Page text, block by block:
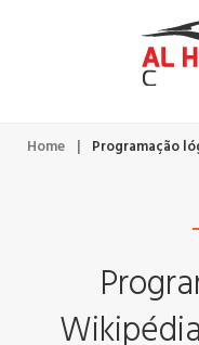
Home | Programação